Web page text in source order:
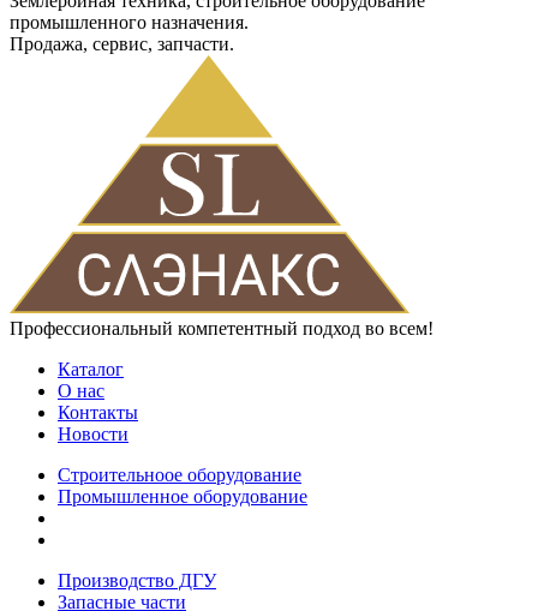
промышленного назначения.
Продажа, сервис, запчасти.
Профессиональный компетентный подход во всем!
Каталог
О нас
Контакты
Новости
Строительноое оборудование
Промышленное оборудование
Производство ДГУ
Запасные части